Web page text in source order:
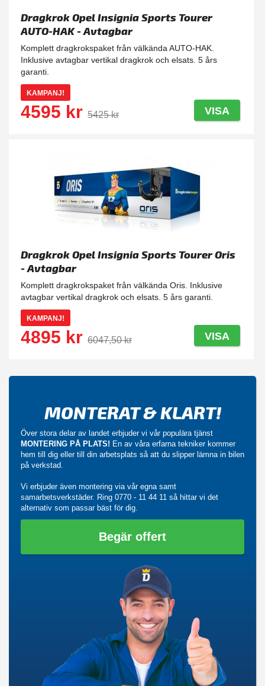
Dragkrok Opel Insignia Sports Tourer
AUTO-HAK - Avtagbar
Komplett dragkrokspaket från välkända AUTO-HAK.
Inklusive avtagbar vertikal dragkrok och elsats. 5 års
garanti.
KAMPANJ!
4595 kr 5425 kr VISA
Dragkrok Opel Insignia Sports Tourer Oris
- Avtagbar
Komplett dragkrokspaket från välkända Oris. Inklusive
avtagbar vertikal dragkrok och elsats. 5 års garanti.
KAMPANJ!
4895 kr 6047,50 kr VISA
MONTERAT & KLART!
Över stora delar av landet erbjuder vi vår populära tjänst
MONTERING PÅ PLATS! En av våra erfarna tekniker kommer
hem till dig eller till din arbetsplats så att du slipper lämna in bilen
på verkstad.
Vi erbjuder även montering via vår egna samt
samarbetsverkstäder. Ring 0770 - 11 44 11 så hittar vi det
alternativ som passar bäst för dig.
Begär offert